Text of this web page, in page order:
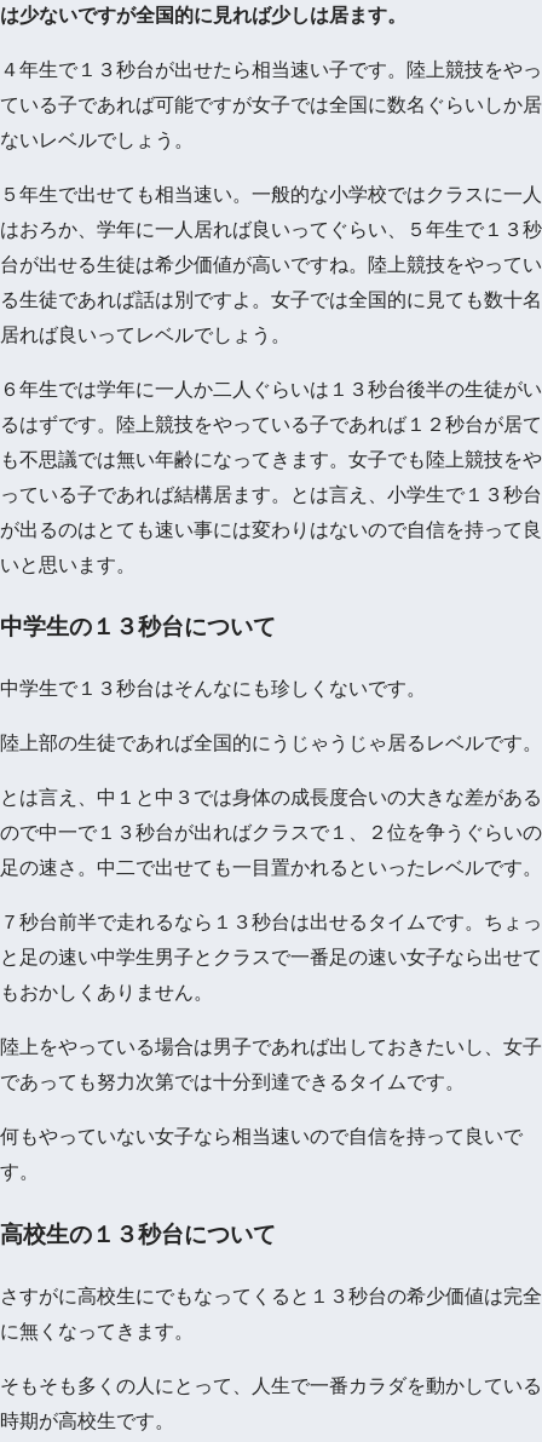
は少ないですが全国的に見れば少しは居ます。
４年生で１３秒台が出せたら相当速い子です。陸上競技をやっ
ている子であれば可能ですが女子では全国に数名ぐらいしか居
ないレベルでしょう。
５年生で出せても相当速い。一般的な小学校ではクラスに一人
はおろか、学年に一人居れば良いってぐらい、５年生で１３秒
台が出せる生徒は希少価値が高いですね。陸上競技をやってい
る生徒であれば話は別ですよ。女子では全国的に見ても数十名
居れば良いってレベルでしょう。
６年生では学年に一人か二人ぐらいは１３秒台後半の生徒がい
るはずです。陸上競技をやっている子であれば１２秒台が居て
も不思議では無い年齢になってきます。女子でも陸上競技をや
っている子であれば結構居ます。とは言え、小学生で１３秒台
が出るのはとても速い事には変わりはないので自信を持って良
いと思います。
中学生の１３秒台について
中学生で１３秒台はそんなにも珍しくないです。
陸上部の生徒であれば全国的にうじゃうじゃ居るレベルです。
とは言え、中１と中３では身体の成長度合いの大きな差がある
ので中一で１３秒台が出ればクラスで１、２位を争うぐらいの
足の速さ。中二で出せても一目置かれるといったレベルです。
７秒台前半で走れるなら１３秒台は出せるタイムです。ちょっ
と足の速い中学生男子とクラスで一番足の速い女子なら出せて
もおかしくありません。
陸上をやっている場合は男子であれば出しておきたいし、女子
であっても努力次第では十分到達できるタイムです。
何もやっていない女子なら相当速いので自信を持って良いで
す。
高校生の１３秒台について
さすがに高校生にでもなってくると１３秒台の希少価値は完全
に無くなってきます。
そもそも多くの人にとって、人生で一番カラダを動かしている
時期が高校生です。